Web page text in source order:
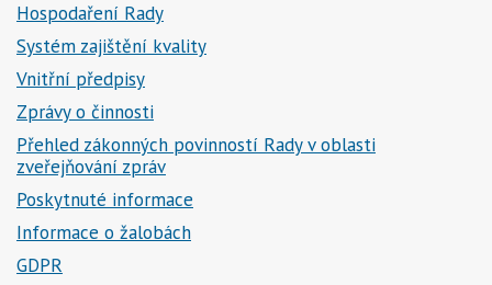
Hospodaření Rady
Systém zajištění kvality
Vnitřní předpisy
Zprávy o činnosti
Přehled zákonných povinností Rady v oblasti
zveřejňování zpráv
Poskytnuté informace
Informace o žalobách
GDPR